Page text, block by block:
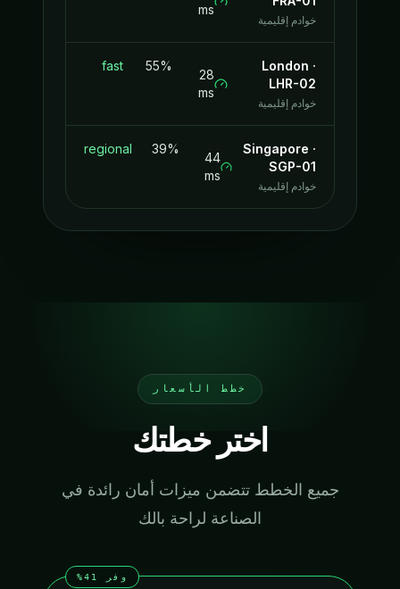
خوادم إقليمية
London
LHR-02
خوادم إقليمية
fast
Singapore
SGP-01
خوادم إقليمية
44
regional
خطط الأسعار
اختر خطتك
جميع الخطط تتضمن ميزات أمان رائدة في
الصناعة لراحة بالك
وفر 41%